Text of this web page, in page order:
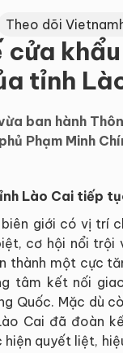
Theo dõi
cửa
tỉnh
ban hành
Phạm Minh
Lào Cai tiếp
giới có vị trí
cơ hội nổi
thành một cực
tâm kết nối
Quốc. Mặc dù
Cai đã đoàn
hiện quyết liệt,